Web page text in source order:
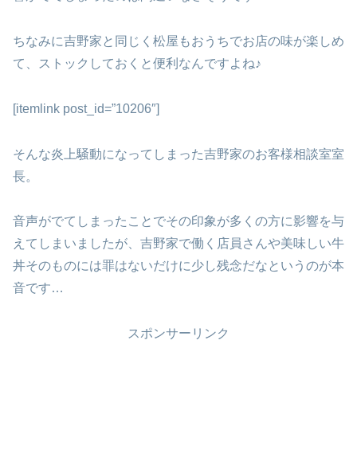
ちなみに吉野家と同じく松屋もおうちでお店の味が楽しめ
て、ストックしておくと便利なんですよね♪
[itemlink post_id=”10206″]
そんな炎上騒動になってしまった吉野家のお客様相談室室
長。
音声がでてしまったことでその印象が多くの方に影響を与
えてしまいましたが、吉野家で働く店員さんや美味しい牛
丼そのものには罪はないだけに少し残念だなというのが本
音です…
スポンサーリンク